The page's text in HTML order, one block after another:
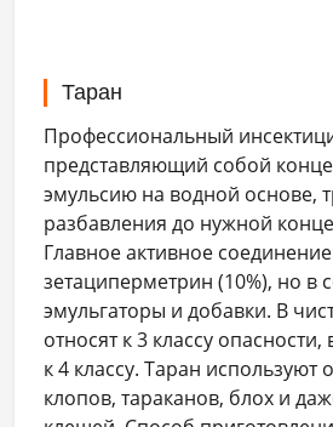
Таран
Профессиональный
представляющий собой
эмульсию на водной основе,
разбавления до нужной
Главное активное
зетациперметрин (10%), но в
эмульгаторы и добавки. В
относят к 3 классу
к 4 классу. Таран используют
клопов, тараканов, блох и